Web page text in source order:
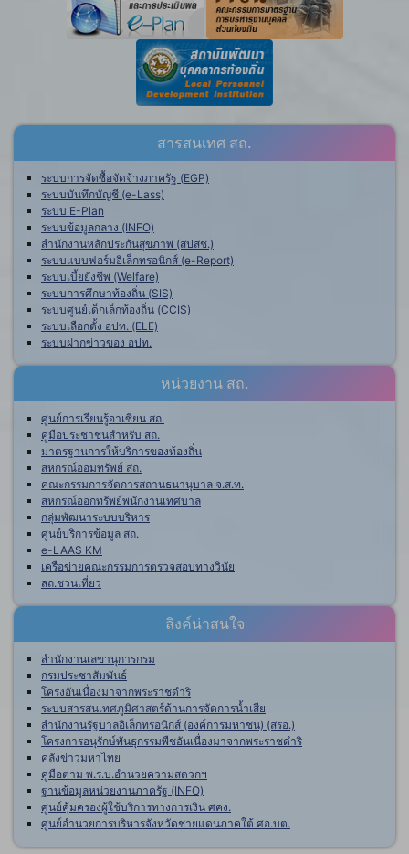
สารสนเทศ สถ.
ระบบการจัดซื้อจัดจ้างภาครัฐ (EGP)
ระบบบันทึกบัญชี (e-Lass)
ระบบ E-Plan
ระบบข้อมูลกลาง (INFO)
สำนักงานหลักประกันสุขภาพ (สปสช.)
ระบบแบบฟอร์มอิเล็กทรอนิกส์ (e-Report)
ระบบเบี้ยยังชีพ (Welfare)
ระบบการศึกษาท้องถิ่น (SIS)
ระบบศูนย์เด็กเล็กท้องถิ่น (CCIS)
ระบบเลือกตั้ง อปท. (ELE)
ระบบฝากข่าวของ อปท.
หน่วยงาน สถ.
ศูนย์การเรียนรู้อาเซียน สถ.
คู่มือประชาชนสำหรับ สถ.
มาตรฐานการให้บริการของท้องถิ่น
สหกรณ์ออมทรัพย์ สถ.
คณะกรรมการจัดการสถานธนานุบาล จ.ส.ท.
สหกรณ์ออกทรัพย์พนักงานเทศบาล
กลุ่มพัฒนาระบบบริหาร
ศูนย์บริการข้อมูล สถ.
e-LAAS KM
เครือข่ายคณะกรรมการตรวจสอบทางวินัย
สถ.ชวนเที่ยว
ลิงค์น่าสนใจ
สำนักงานเลขานุการกรม
กรมประชาสัมพันธ์
โครงอันเนื่องมาจากพระราชดำริ
ระบบสารสนเทศภูมิศาสตร์ด้านการจัดการน้ำเสีย
สำนักงานรัฐบาลอิเล็กทรอนิกส์ (องค์การมหาชน) (สรอ.)
โครงการอนุรักษ์พันธุกรรมพืชอันเนื่องมาจากพระราชดำริ
คลังข่าวมหาไทย
คู่มือตาม พ.ร.บ.อำนวยความสดวกฯ
ฐานข้อมูลหน่วยงานภาครัฐ (INFO)
ศูนย์คุ้มครองผู้ใช้บริการทางการเงิน ศคง.
ศูนย์อำนวยการบริหารจังหวัดชายแดนภาคใต้ ศอ.บต.